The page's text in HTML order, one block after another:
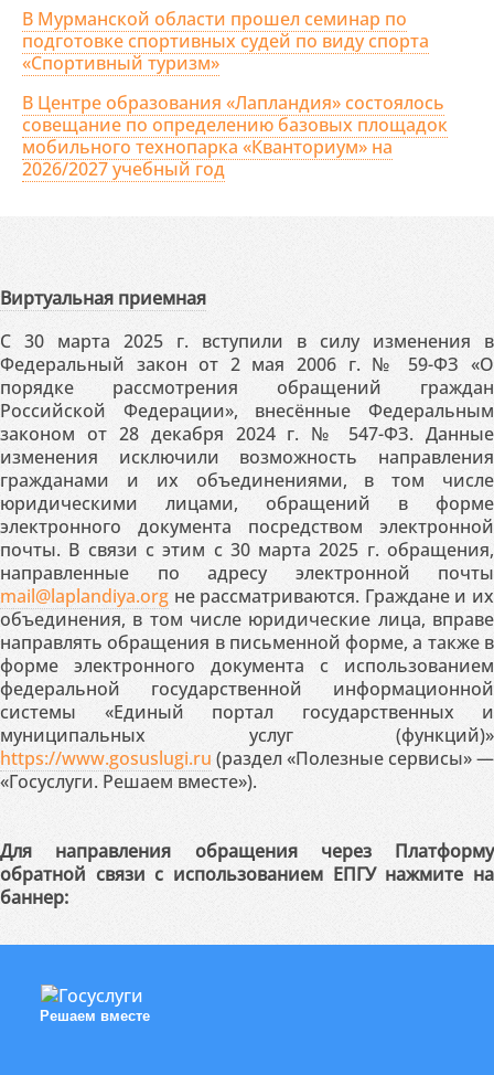
В Мурманской области прошел семинар по
подготовке спортивных судей по виду спорта
«Спортивный туризм»
В Центре образования «Лапландия» состоялось
совещание по определению базовых площадок
мобильного технопарка «Кванториум» на
2026/2027 учебный год
Виртуальная приемная
С 30 марта 2025 г. вступили в силу изменения в
Федеральный закон от 2 мая 2006 г. № 59-ФЗ «О
порядке рассмотрения обращений граждан
Российской Федерации», внесённые Федеральным
законом от 28 декабря 2024 г. № 547-ФЗ. Данные
изменения исключили возможность направления
гражданами и их объединениями, в том числе
юридическими лицами, обращений в форме
электронного документа посредством электронной
почты. В связи с этим с 30 марта 2025 г. обращения,
направленные по адресу электронной почты
mail@laplandiya.org не рассматриваются. Граждане и их
объединения, в том числе юридические лица, вправе
направлять обращения в письменной форме, а также в
форме электронного документа с использованием
федеральной государственной информационной
системы «Единый портал государственных и
муниципальных услуг (функций)»
https://www.gosuslugi.ru (раздел «Полезные сервисы» —
«Госуслуги. Решаем вместе»).
Для направления обращения через Платформу
обратной связи с использованием ЕПГУ нажмите на
баннер:
Решаем вместе